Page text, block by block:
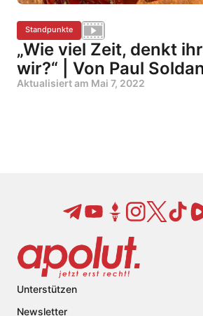
Standpunkte
„Wie viel Zeit, denkt
wir?“ | Von Paul Soldan
Aktualisiert am Mai 7, 2022
Unterstützen
Newsletter